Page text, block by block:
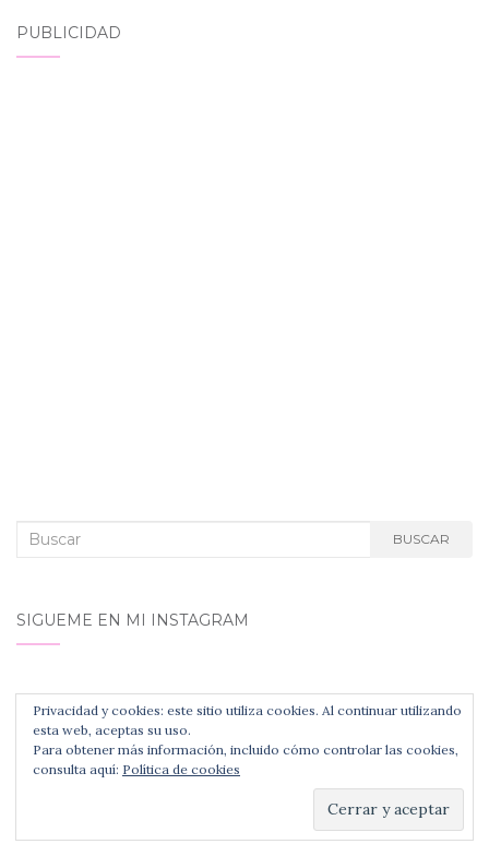
PUBLICIDAD
Buscar: BUSCAR
SIGUEME EN MI INSTAGRAM
Privacidad y cookies: este sitio utiliza cookies. Al continuar utilizando
esta web, aceptas su uso.
Para obtener más información, incluido cómo controlar las cookies,
consulta aquí: Política de cookies